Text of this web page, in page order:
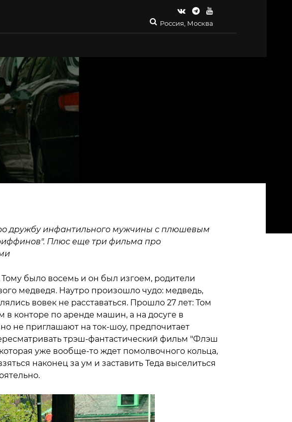
Россия, Москва
дружбу инфантильного мужчины с плюшевым
Плюс еще три фильма про
было восемь и он был изгоем, родители
медведя. Наутро произошло чудо: медведь,
вовек не расставаться. Прошло 27 лет: Том
конторе по аренде машин, а на досуге в
не приглашают на ток-шоу, предпочитает
трэш-фантастический фильм "Флэш
уже вообще-то ждет помолвочного кольца,
наконец за ум и заставить Теда выселиться